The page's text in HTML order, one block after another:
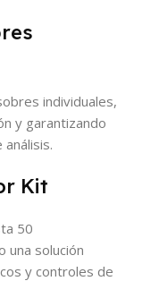
individuales,
y garantizando
Kit
50
una solución
y controles de